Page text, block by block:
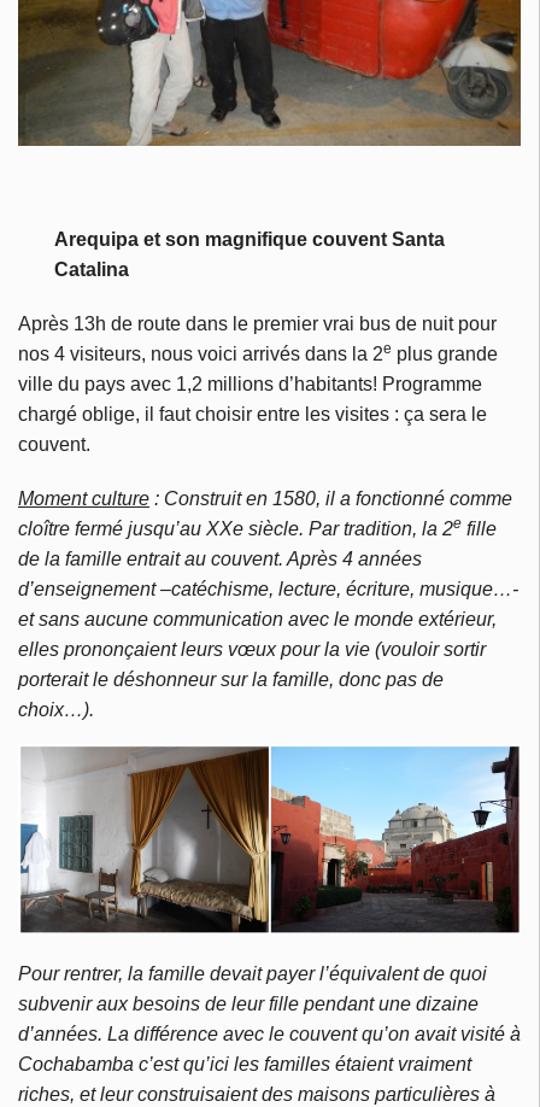
Arequipa et son magnifique couvent Santa
Catalina
Après 13h de route dans le premier vrai bus de nuit pour
nos 4 visiteurs, nous voici arrivés dans la 2e plus grande
ville du pays avec 1,2 millions d’habitants! Programme
chargé oblige, il faut choisir entre les visites : ça sera le
couvent.
Moment culture : Construit en 1580, il a fonctionné comme
cloître fermé jusqu’au XXe siècle. Par tradition, la 2e fille
de la famille entrait au couvent. Après 4 années
d’enseignement –catéchisme, lecture, écriture, musique…-
et sans aucune communication avec le monde extérieur,
elles prononçaient leurs vœux pour la vie (vouloir sortir
porterait le déshonneur sur la famille, donc pas de
choix…).
Pour rentrer, la famille devait payer l’équivalent de quoi
subvenir aux besoins de leur fille pendant une dizaine
d’années. La différence avec le couvent qu’on avait visité à
Cochabamba c’est qu’ici les familles étaient vraiment
riches, et leur construisaient des maisons particulières à